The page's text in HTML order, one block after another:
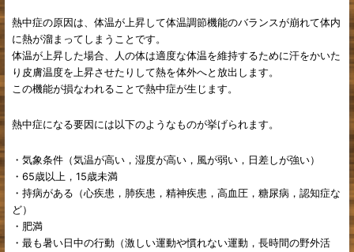
熱中症の原因は、体温が上昇して体温調節機能のバランスが崩れて体内
に熱が溜まってしまうことです。
体温が上昇した場合、人の体は適度な体温を維持するために汗をかいた
り皮膚温度を上昇させたりして熱を体外へと放出します。
この機能が損なわれることで熱中症が生じます。
熱中症になる要因には以下のようなものが挙げられます。
・気象条件（気温が高い，湿度が高い，風が弱い，日差しが強い）
・65歳以上，15歳未満
・持病がある（心疾患，肺疾患，精神疾患，高血圧，糖尿病，認知症な
ど）
・肥満
・最も暑い日中の行動（激しい運動や慣れない運動，長時間の野外活